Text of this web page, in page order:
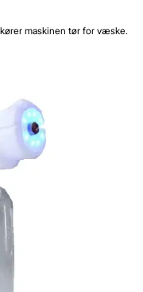
maskinen tør for væske.